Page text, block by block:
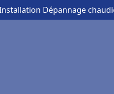
Dépannage